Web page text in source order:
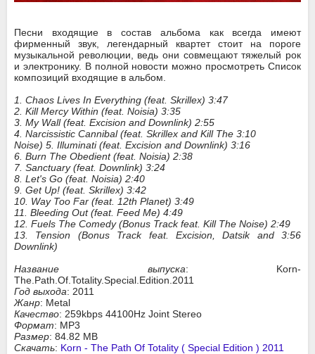
Песни входящие в состав альбома как всегда имеют
фирменный звук, легендарный квартет стоит на пороге
музыкальной революции, ведь они совмещают тяжелый рок
и электронику. В полной новости можно просмотреть Список
композиций входящие в альбом.
1. Chaos Lives In Everything (feat. Skrillex) 3:47
2. Kill Mercy Within (feat. Noisia) 3:35
3. My Wall (feat. Excision and Downlink) 2:55
4. Narcissistic Cannibal (feat. Skrillex and Kill The 3:10
Noise) 5. Illuminati (feat. Excision and Downlink) 3:16
6. Burn The Obedient (feat. Noisia) 2:38
7. Sanctuary (feat. Downlink) 3:24
8. Let's Go (feat. Noisia) 2:40
9. Get Up! (feat. Skrillex) 3:42
10. Way Too Far (feat. 12th Planet) 3:49
11. Bleeding Out (feat. Feed Me) 4:49
12. Fuels The Comedy (Bonus Track feat. Kill The Noise) 2:49
13. Tension (Bonus Track feat. Excision, Datsik and 3:56
Downlink)
Название выпуска: Korn-
The.Path.Of.Totality.Special.Edition.2011
Год выхода: 2011
Жанр: Metal
Качество: 259kbps 44100Hz Joint Stereo
Формат: MP3
Размер: 84.82 MB
Скачать: Korn - The Path Of Totality ( Special Edition ) 2011